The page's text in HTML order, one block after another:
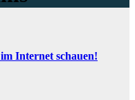
Internet schauen!